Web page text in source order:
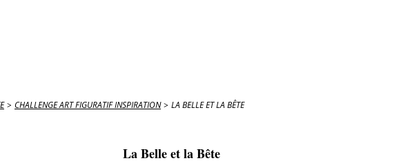
> CHALLENGE ART FIGURATIF INSPIRATION > LA BELLE ET LA BÊTE
La Belle et la Bête